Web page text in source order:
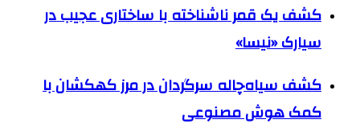
کشف یک قمر ناشناخته با ساختاری عجیب در
سیارک «نیسا»
کشف سیاه‌چاله سرگردان در مرز کهکشان با
کمک هوش مصنوعی